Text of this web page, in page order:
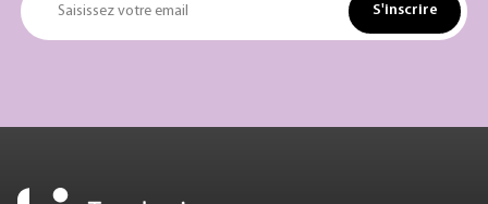
Saisissez votre email S'inscrire